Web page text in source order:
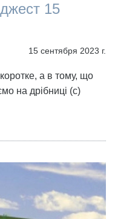
15
15 сентября 2023 г.
а в тому, що
на дрібниці (с)